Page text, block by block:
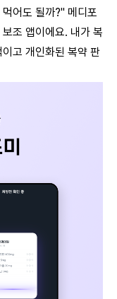
어도 될까?" 메디포
조 앱이에요. 내가 복
고 개인화된 복약 판